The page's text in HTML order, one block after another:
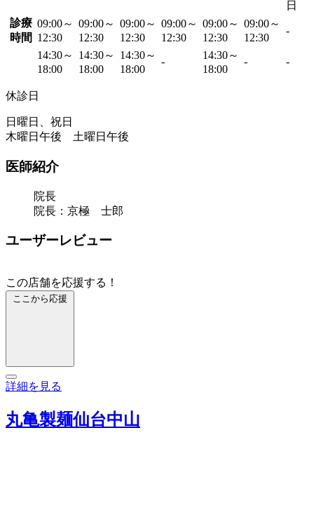
日
診療
時間
09:00～
12:30
09:00～
12:30
09:00～
12:30
09:00～
12:30
09:00～
12:30
09:00～
12:30
-
14:30～
18:00
14:30～
18:00
14:30～
18:00
-
14:30～
18:00
- -
休診日
日曜日、祝日
木曜日午後 土曜日午後
医師紹介
院長
院長：京極 士郎
ユーザーレビュー
この店舗を応援する！
ここから応援
詳細を見る
丸亀製麺仙台中山